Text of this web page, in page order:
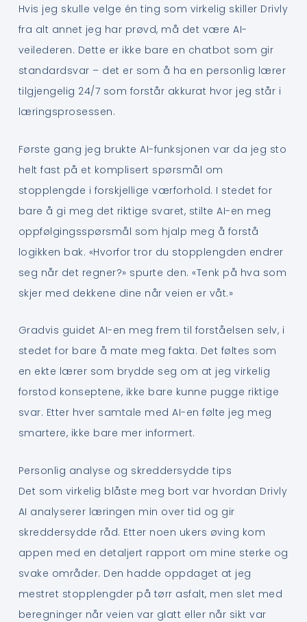
Hvis jeg skulle velge én ting som virkelig skiller Drivly
fra alt annet jeg har prøvd, må det være AI-
veilederen. Dette er ikke bare en chatbot som gir
standardsvar – det er som å ha en personlig lærer
tilgjengelig 24/7 som forstår akkurat hvor jeg står i
læringsprosessen.
Første gang jeg brukte AI-funksjonen var da jeg sto
helt fast på et komplisert spørsmål om
stopplengde i forskjellige værforhold. I stedet for
bare å gi meg det riktige svaret, stilte AI-en meg
oppfølgingsspørsmål som hjalp meg å forstå
logikken bak. «Hvorfor tror du stopplengden endrer
seg når det regner?» spurte den. «Tenk på hva som
skjer med dekkene dine når veien er våt.»
Gradvis guidet AI-en meg frem til forståelsen selv, i
stedet for bare å mate meg fakta. Det føltes som
en ekte lærer som brydde seg om at jeg virkelig
forstod konseptene, ikke bare kunne pugge riktige
svar. Etter hver samtale med AI-en følte jeg meg
smartere, ikke bare mer informert.
Personlig analyse og skreddersydde tips
Det som virkelig blåste meg bort var hvordan Drivly
AI analyserer læringen min over tid og gir
skreddersydde råd. Etter noen ukers øving kom
appen med en detaljert rapport om mine sterke og
svake områder. Den hadde oppdaget at jeg
mestret stopplengder på tørr asfalt, men slet med
beregninger når veien var glatt eller når sikt var